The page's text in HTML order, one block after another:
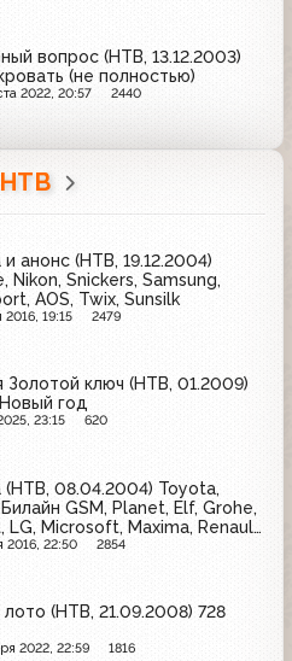
вопрос (НТВ, 13.12.2003)
(не полностью)
2022, 20:57 2440
НТВ
и анонс (НТВ, 19.12.2004)
Nikon, Snickers, Samsung,
AOS, Twix, Sunsilk
19:15 2479
Золотой ключ (НТВ, 01.2009)
год
23:15 620
(НТВ, 08.04.2004) Toyota,
GSM, Planet, Elf, Grohe,
LG, Microsoft, Maxima, Renault,
Плюс
2016, 22:50 2854
лото (НТВ, 21.09.2008) 728
2022, 22:59 1816